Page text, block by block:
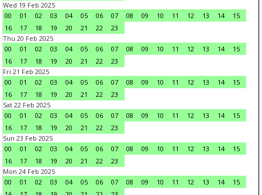
Wed 19 Feb 2025
00
01 02 03 04 05 06 07 08 09 10 11 12 13 14
15
16
17 18 19 20 21 22
23
Thu 20 Feb 2025
00
01 02 03 04 05 06 07 08 09 10 11 12 13 14
15
16
17 18 19 20 21 22
23
Fri 21 Feb 2025
00
01 02 03 04 05 06 07 08 09 10 11 12 13 14
15
16
17 18 19 20 21 22
23
Sat 22 Feb 2025
00
01 02 03 04 05 06 07 08 09 10 11 12 13 14
15
16
17 18 19 20 21 22
23
Sun 23 Feb 2025
00
01 02 03 04 05 06 07 08 09 10 11 12 13 14
15
16
17 18 19 20 21 22
23
Mon 24 Feb 2025
00
01 02 03 04 05 06 07 08 09 10 11 12 13 14
15